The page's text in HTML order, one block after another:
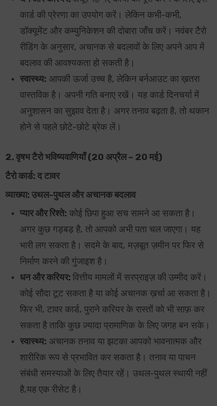
कार्ड की प्रेरणा का उपयोग करें। लेकिन कभी-कभी,
डॉक्यूमेंट और कम्युनिकेशन की दोबारा जाँच करें। नवंबर टैरो
रीडिंग के अनुसार, अचानक से बदलावों के लिए अपने आप में
बदलाव की आवश्यकता हो सकती है।
स्वास्थ्य: आपकी ऊर्जा उच्च है, लेकिन बर्नआउट का ख़तरा
वास्तविक है। अपनी गति बनाए रखें। यह कार्ड दिनचर्या में
अनुशासन का सुझाव देता है। अगर तनाव बढ़ता है, तो थकान
होने से पहले छोटे-छोटे ब्रेक लें।
2. वृषभ टैरो भविष्यवाणियाँ (20 अप्रैल – 20 मई)
टैरो कार्ड: द टावर
व्याख्या: उथल-पुथल और अचानक बदलाव
प्यार और रिश्ते: कोई छिपा हुआ सच सामने आ सकता है।
अगर कुछ गड़बड़ है, तो आपको अभी पता चल जाएगा। यह
भारी लग सकता है। सदमे के बाद, मज़बूत ज़मीन पर फिर से
निर्माण करने की गुंजाइश है।
धन और करियर:वित्तीय मामलों में सरप्राइज़ की उम्मीद करें।
कोई सौदा टूट सकता है या कोई अचानक ख़र्चा आ सकता है।
फिर भी, टावर कार्ड, पुराने करियर के रास्तों को भी साफ़ कर
सकता है ताकि कुछ ज़्यादा प्रामाणिक के लिए जगह बन सके।
स्वास्थ्य: अचानक तनाव या झटका आपको भावनात्मक और
शारीरिक रूप से प्रभावित कर सकता है। तनाव या पाचन
संबंधी समस्याओं के लिए तैयार रहें। उथल-पुथल स्थायी नहीं
है,यह एक रीसेट है।